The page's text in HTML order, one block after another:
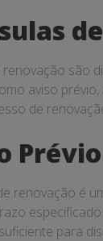
renovação são
aviso
de
renovação é
para